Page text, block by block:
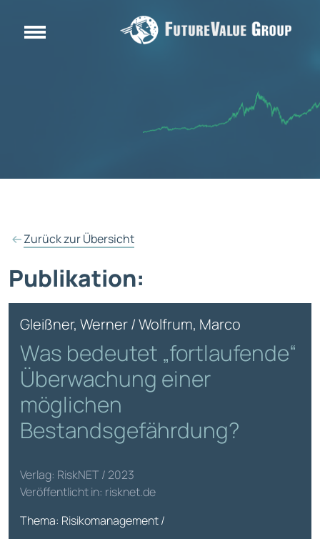
Zurück zur Übersicht
Publikation:
Gleißner, Werner / Wolfrum, Marco
Was bedeutet „fortlaufende“
Überwachung einer
möglichen
Bestandsgefährdung?
Verlag: RiskNET / 2023
Veröffentlicht in: risknet.de
Thema: Risikomanagement /